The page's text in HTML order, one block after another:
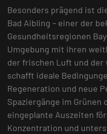
Besonders prägend ist
Bad Aibling – einer der
Gesundheitsregionen
Umgebung mit ihren
der frischen Luft und der
schafft ideale
Regeneration und neue
Spaziergänge im Grünen
eingeplante Auszeiten
Konzentration und